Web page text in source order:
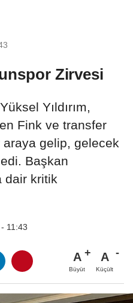
Zirvesi
Yıldırım,
Fink ve transfer
araya gelip, gelecek
Başkan
dair kritik
11:43
A
Büyüt
A
Küçült